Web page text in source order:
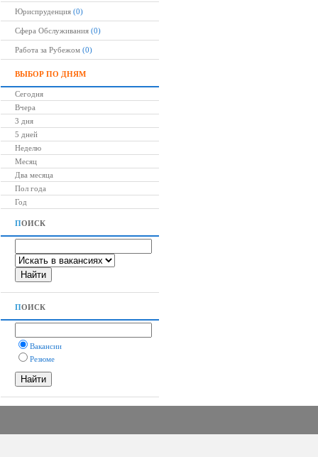
Юриспруденция (0)
Сфера Обслуживания (0)
Работа за Рубежом (0)
ВЫБОР ПО ДНЯМ
Сегодня
Вчера
3 дня
5 дней
Неделю
Месяц
Два месяца
Пол года
Год
ПОИСК
ПОИСК
Вакансии
Резюме